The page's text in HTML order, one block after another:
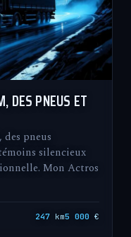
DES PNEUS ET
pneus
silencieux
Mon Actros
247 km5 000 €